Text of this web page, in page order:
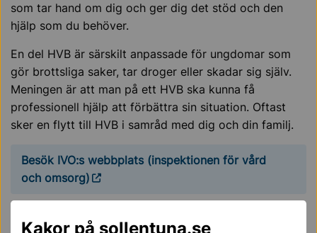
Kakor på sollentuna.se
som tar hand om dig och ger dig det stöd och den
hjälp som du behöver.
En del HVB är särskilt anpassade för ungdomar som
gör brottsliga saker, tar droger eller skadar sig själv.
Meningen är att man på ett HVB ska kunna få
professionell hjälp att förbättra sin situation. Oftast
sker en flytt till HVB i samråd med dig och din familj.
Besök IVO:s webbplats (inspektionen för vård
och omsorg)
Stödboende